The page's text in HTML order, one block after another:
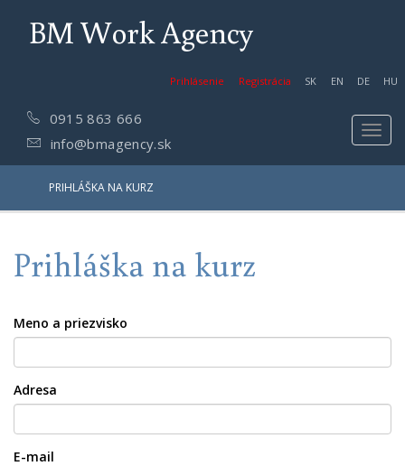
BM Work Agency
Prihlásenie Registrácia SK EN DE HU
0915 863 666
info@bmagency.sk
PRIHLÁŠKA NA KURZ
Prihláška na kurz
Meno a priezvisko
Adresa
E-mail